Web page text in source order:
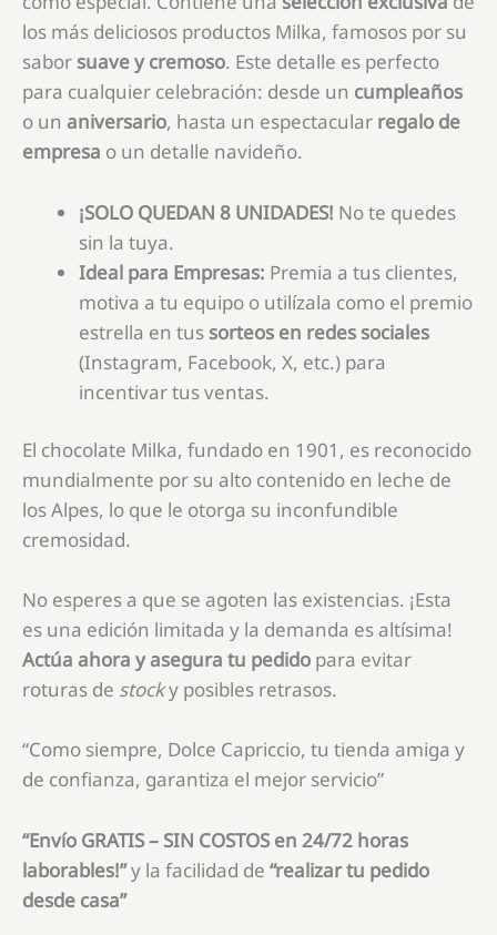
los más deliciosos productos Milka, famosos por su
sabor suave y cremoso. Este detalle es perfecto
para cualquier celebración: desde un cumpleaños
o un aniversario, hasta un espectacular regalo de
empresa o un detalle navideño.
¡SOLO QUEDAN 8 UNIDADES! No te quedes
sin la tuya.
Ideal para Empresas: Premia a tus clientes,
motiva a tu equipo o utilízala como el premio
estrella en tus sorteos en redes sociales
(Instagram, Facebook, X, etc.) para
incentivar tus ventas.
El chocolate Milka, fundado en 1901, es reconocido
mundialmente por su alto contenido en leche de
los Alpes, lo que le otorga su inconfundible
cremosidad.
No esperes a que se agoten las existencias. ¡Esta
es una edición limitada y la demanda es altísima!
Actúa ahora y asegura tu pedido para evitar
roturas de stocky posibles retrasos.
“Como siempre, Dolce Capriccio, tu tienda amiga y
de confianza, garantiza el mejor servicio”
“Envío GRATIS – SIN COSTOS en 24/72 horas
laborables!”y la facilidad de “realizar tu pedido
desde casa”